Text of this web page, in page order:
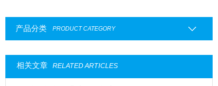
产品分类 PRODUCT CATEGORY
相关文章 RELATED ARTICLES